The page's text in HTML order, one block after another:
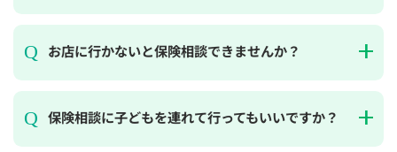
お店に行かないと保険相談できませんか？
保険相談に子どもを連れて行ってもいいですか？